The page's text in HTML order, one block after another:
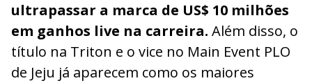
ultrapassar a marca de US$ 10 milhões
em ganhos live na carreira. Além disso, o
título na Triton e o vice no Main Event PLO
de Jeju já aparecem como os maiores